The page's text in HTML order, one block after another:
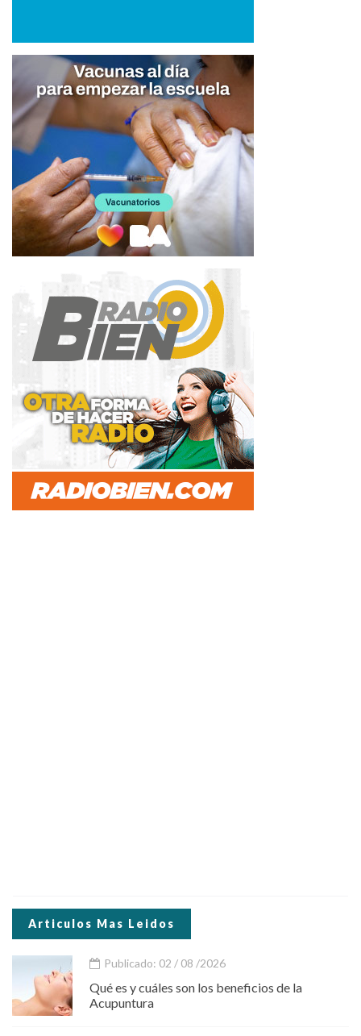
Articulos Mas Leidos
Publicado: 02 / 08 /2026
Qué es y cuáles son los beneficios de la
Acupuntura